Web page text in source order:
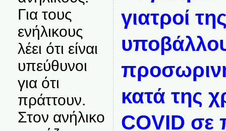
Για τους
ενήλικους
λέει ότι είναι
υπεύθυνοι
για ότι
πράττουν.
Στον ανήλικο
γιατροί
κατά της
COVID σε